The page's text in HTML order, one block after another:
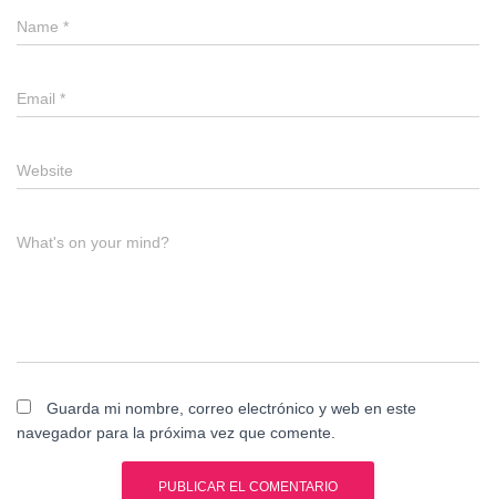
Name *
Email *
Website
What's on your mind?
Guarda mi nombre, correo electrónico y web en este
navegador para la próxima vez que comente.